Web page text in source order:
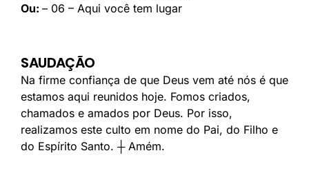
Ou: – 06 – Aqui você tem lugar
SAUDAÇÃO
Na firme confiança de que Deus vem até nós é que
estamos aqui reunidos hoje. Fomos criados,
chamados e amados por Deus. Por isso,
realizamos este culto em nome do Pai, do Filho e
do Espírito Santo. ┼ Amém.